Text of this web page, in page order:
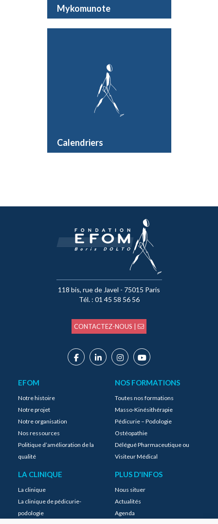
Mykomunote
Calendriers
118 bis, rue de Javel - 75015 Paris
Tél. : 01 45 58 56 56
CONTACTEZ-NOUS |
EFOM
Notre histoire
Notre projet
Notre organisation
Nos ressources
Politique d’amélioration de la
qualité
NOS FORMATIONS
Toutes nos formations
Masso-Kinésithérapie
Pédicurie – Podologie
Ostéopathie
Délégué Pharmaceutique ou
Visiteur Médical
LA CLINIQUE
La clinique
La clinique de pédicurie-
podologie
PLUS D'INFOS
Nous situer
Actualités
Agenda